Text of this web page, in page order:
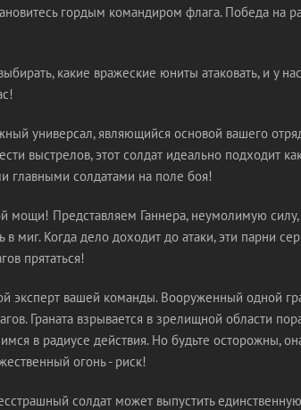
гордым командиром флага. Победа на
какие вражеские юниты атаковать, и у
универсал, являющийся основой вашего
выстрелов, этот солдат идеально подходит
главными солдатами на поле боя!
мощи! Представляем Ганнера, неумолимую
в миг. Когда дело доходит до атаки, эти парни
прятаться!
эксперт вашей команды. Вооруженный одной
Граната взрывается в зрелищной области
в радиусе действия. Но будьте осторожны,
огонь - риск!
солдат может выпустить